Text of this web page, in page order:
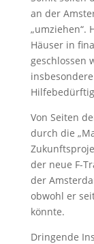
an der
„umziehen“.
Häuser in
geschlossen
Von Seiten
durch die
der neue F-
der
obwohl er
könnte.
Dringende